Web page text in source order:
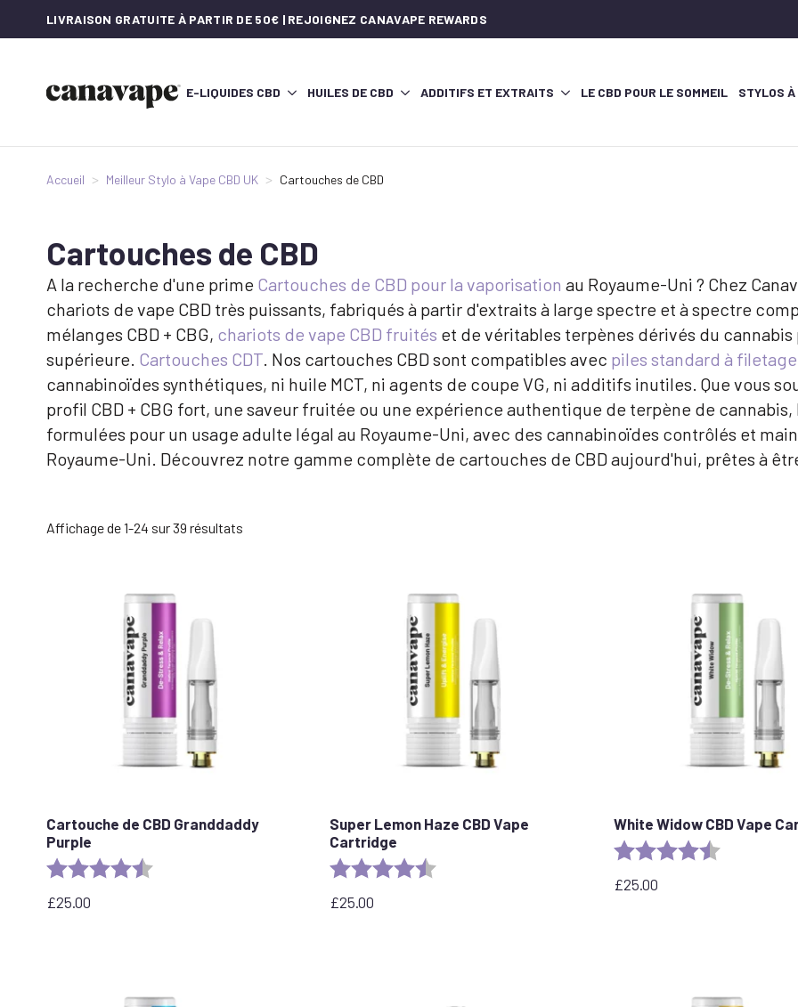
LIVRAISON GRATUITE À PARTIR DE 50€ | REJOIGNEZ CANAVAPE REWARDS
E-LIQUIDES CBD HUILES DE CBD ADDITIFS ET EXTRAITS LE CBD POUR LE SOMMEIL STYLOS À
Accueil Meilleur Stylo à Vape CBD UK Cartouches de CBD
Cartouches de CBD
A la recherche d'une prime Cartouches de CBD pour la vaporisation au Royaume-Uni ? Chez
chariots de vape CBD très puissants, fabriqués à partir d'extraits à large spectre et à spectre
mélanges CBD + CBG, chariots de vape CBD fruités et de véritables terpènes dérivés du
supérieure. Cartouches CDT. Nos cartouches CBD sont compatibles avec piles standard à filetage
cannabinoïdes synthétiques, ni huile MCT, ni agents de coupe VG, ni additifs inutiles. Que vous
profil CBD + CBG fort, une saveur fruitée ou une expérience authentique de terpène de cannabis,
formulées pour un usage adulte légal au Royaume-Uni, avec des cannabinoïdes contrôlés et
Royaume-Uni. Découvrez notre gamme complète de cartouches de CBD aujourd'hui, prêtes à
Affichage de 1-24 sur 39 résultats
Cartouche de CBD Granddaddy
Purple
Rating:
£25.00
Super Lemon Haze CBD Vape
Cartridge
Rating:
£25.00
White Widow CBD Vape
Rating: 4.6 out of 5
£25.00